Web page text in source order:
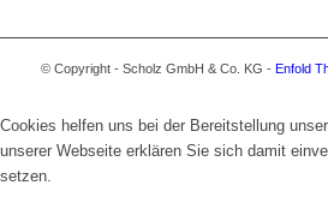
© Copyright - Scholz GmbH & Co. KG - Enfold
Cookies helfen uns bei der Bereitstellung
unserer Webseite erklären Sie sich damit
setzen.